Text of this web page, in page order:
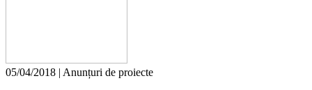
05/04/2018 | Anunțuri de proiecte